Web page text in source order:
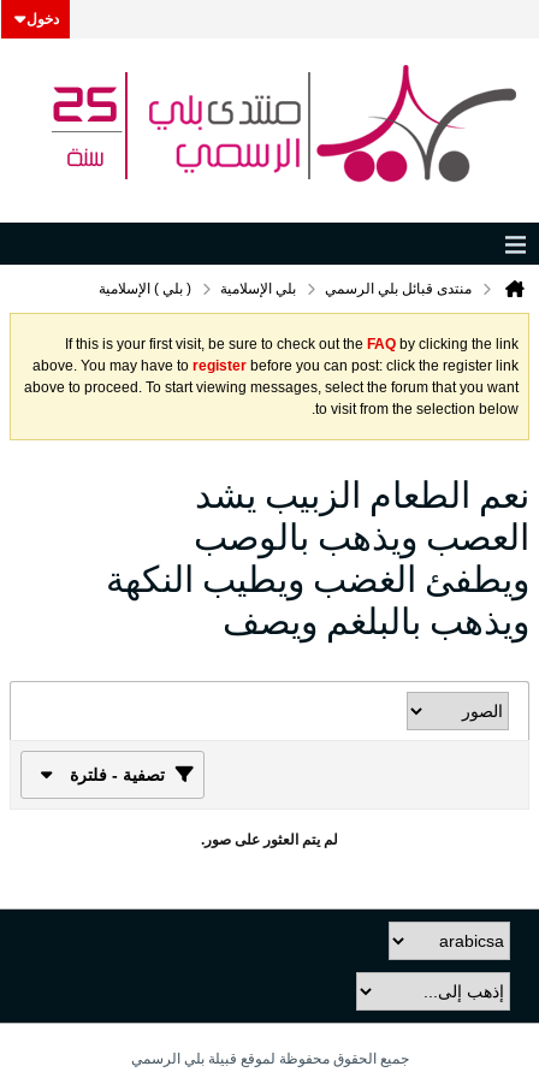
دخول
منتدى قبائل بلي الرسمي بلي الإسلامية ( بلي ) الإسلامية
If this is your first visit, be sure to check out the FAQ by clicking the link
above. You may have to register before you can post: click the register link
above to proceed. To start viewing messages, select the forum that you want
to visit from the selection below.
نعم الطعام الزبيب يشد
العصب ويذهب بالوصب
ويطفئ الغضب ويطيب النكهة
ويذهب بالبلغم ويصف
تصفية - فلترة
لم يتم العثور على صور.
جميع الحقوق محفوظة لموقع قبيلة بلي الرسمي